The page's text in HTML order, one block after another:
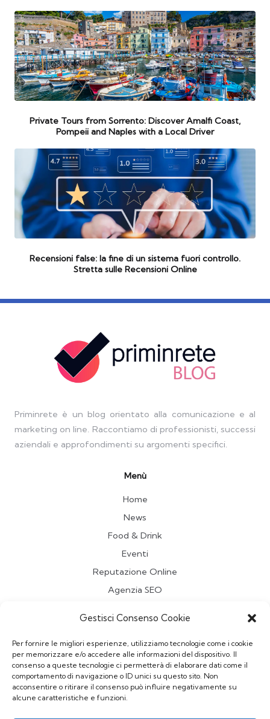
Gestisci Consenso Cookie
Per fornire le migliori esperienze, utilizziamo tecnologie come i cookie
per memorizzare e/o accedere alle informazioni del dispositivo. Il
consenso a queste tecnologie ci permetterà di elaborare dati come il
comportamento di navigazione o ID unici su questo sito. Non
acconsentire o ritirare il consenso può influire negativamente su
alcune caratteristiche e funzioni.
Private Tours from Sorrento: Discover Amalfi Coast,
Pompeii and Naples with a Local Driver
Recensioni false: la fine di un sistema fuori controllo.
Stretta sulle Recensioni Online
Priminrete è un blog orientato alla comunicazione e al
marketing on line. Raccontiamo di professionisti, successi
aziendali e approfondimenti su argomenti specifici.
Menù
Home
News
Food & Drink
Eventi
Reputazione Online
Agenzia SEO
Redazione
Vuoi pubblicare un Articolo sul Blog?
Scrivi aredazionepriminrete@gmail.com